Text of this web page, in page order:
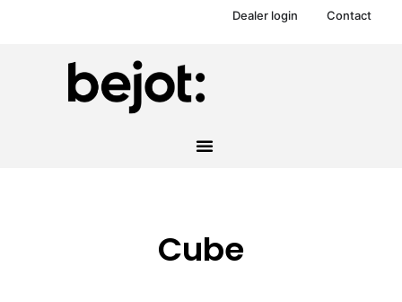
Dealer login Contact
Cube